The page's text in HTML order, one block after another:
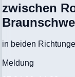
zwischen
in beiden
Meldung